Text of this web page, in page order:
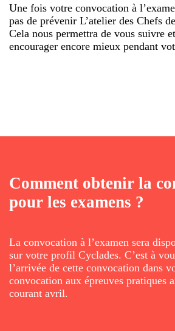
Une fois votre convocation à
pas de prévenir L’atelier des Chefs
Cela nous permettra de vous suivre
encourager encore mieux pendant
Comment obtenir la
pour les examens ?
La convocation à l’examen sera
sur votre profil Cyclades. C’est à
l’arrivée de cette convocation dans
convocation aux épreuves pratiques
courant avril.